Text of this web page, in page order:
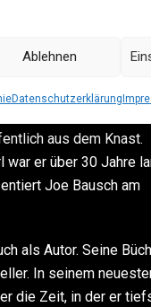
Ablehnen
Datenschutzerklärung
kurzweilig und
Tatort als
aus dem Knast.
war er über 30 Jahre
Joe Bausch am
als Autor. Seine
In seinem
die Zeit, in der er